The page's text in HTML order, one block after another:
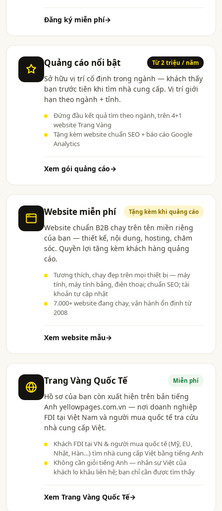
Đăng ký miễn phí→
Quảng cáo nổi bật Từ 2 triệu / năm
Sở hữu vị trí cố định trong ngành — khách thấy
bạn trước tiên khi tìm nhà cung cấp. Vị trí giới
hạn theo ngành + tỉnh.
Đứng đầu kết quả tìm theo ngành, trên 4+1
website Trang Vàng
Tặng kèm website chuẩn SEO + báo cáo Google
Analytics
Xem gói quảng cáo→
Website miễn phí Tặng kèm khi quảng cáo
Website chuẩn B2B chạy trên tên miền riêng
của bạn — thiết kế, nội dung, hosting, chăm
sóc. Quyền lợi tặng kèm khách hàng quảng
cáo.
Tương thích, chạy đẹp trên mọi thiết bị — máy
tính, máy tính bảng, điện thoại; chuẩn SEO; tài
khoản tự cập nhật
7.000+ website đang chạy, vận hành ổn định từ
2008
Xem website mẫu→
Trang Vàng Quốc Tế Miễn phí
Hồ sơ của bạn còn xuất hiện trên bản tiếng
Anh yellowpages.com.vn — nơi doanh nghiệp
FDI tại Việt Nam và người mua quốc tế tra cứu
nhà cung cấp Việt.
Khách FDI tại VN & người mua quốc tế (Mỹ, EU,
Nhật, Hàn…) tìm nhà cung cấp Việt bằng tiếng Anh
Không cần giỏi tiếng Anh — nhân sự Việt của
khách lo khâu liên hệ; bạn chỉ cần được tìm thấy
Xem Trang Vàng Quốc Tế→